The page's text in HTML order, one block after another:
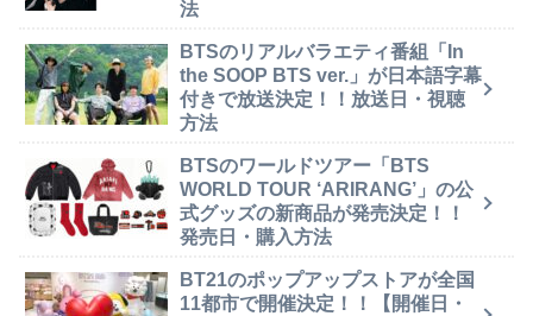
法
BTSのリアルバラエティ番組「In
the SOOP BTS ver.」が日本語字幕
付きで放送決定！！放送日・視聴
方法
BTSのワールドツアー「BTS
WORLD TOUR ‘ARIRANG’」の公
式グッズの新商品が発売決定！！
発売日・購入方法
BT21のポップアップストアが全国
11都市で開催決定！！【開催日・